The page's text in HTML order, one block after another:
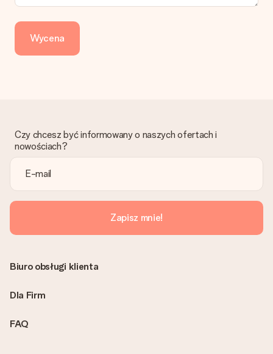
Dotpay, karta kredytowa, lub przelew bankowy. W przypadku
dni przedłużenia dostawy - kwota musi zostać zaksięgowana,
aby zamówienie trafiło do produkcji. Robiąc przelew, należy
wybrać Przelew Krajowy Europejski.
Czy faktura jest wysyłana razem z zamówieniem?
Żaden rachunek lub faktura nie jest wysyłany z zamówieniem.
Możesz ją również znaleźć na koncie MySurprise. Dzięki temu
możesz wysłać prezent bezpośrednio do odbiorcy, co będzie
prawdziwą niespodzianką!
Wycena
Czy chcesz być informowany o naszych ofertach i
nowościach?
Zapisz mnie!
FAQ
Biuro obsługi klienta
Dla Firm